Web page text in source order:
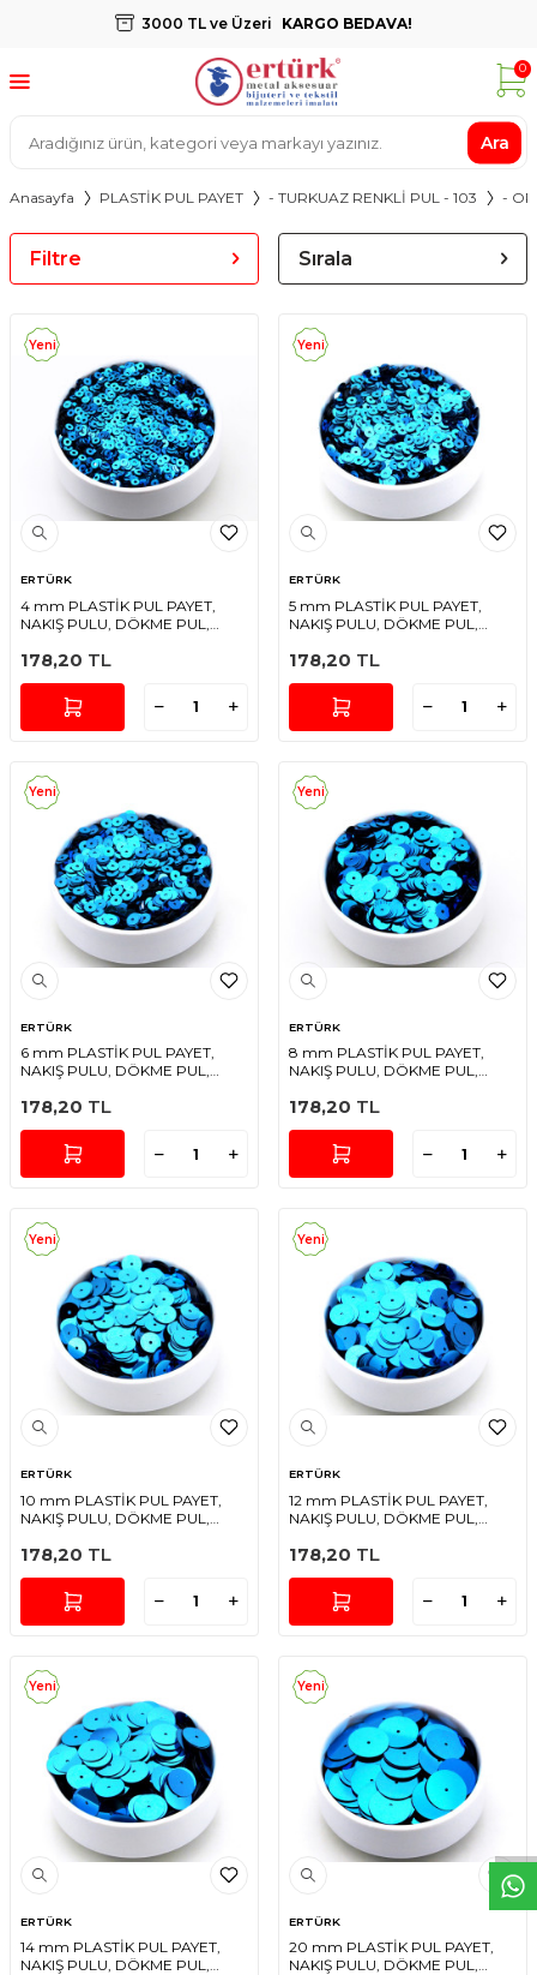
3000 TL ve Üzeri KARGO BEDAVA!
Ara
0
Anasayfa PLASTİK PUL PAYET - TURKUAZ RENKLİ PUL - 103 -
Filtre Sırala
Yeni
ERTÜRK
4 mm PLASTİK PUL PAYET,
NAKIŞ PULU, DÖKME PUL,
RENK
178,20 TL
Yeni
ERTÜRK
5 mm PLASTİK PUL PAYET,
NAKIŞ PULU, DÖKME PUL,
RENK
178,20 TL
Yeni
ERTÜRK
6 mm PLASTİK PUL PAYET,
NAKIŞ PULU, DÖKME PUL,
RENK
178,20 TL
Yeni
ERTÜRK
8 mm PLASTİK PUL PAYET,
NAKIŞ PULU, DÖKME PUL,
RENK
178,20 TL
Yeni
ERTÜRK
10 mm PLASTİK PUL PAYET,
NAKIŞ PULU, DÖKME PUL,
RENK
178,20 TL
Yeni
ERTÜRK
12 mm PLASTİK PUL PAYET,
NAKIŞ PULU, DÖKME PUL,
RENK
178,20 TL
Yeni
ERTÜRK
14 mm PLASTİK PUL PAYET,
NAKIŞ PULU, DÖKME PUL,
Yeni
ERTÜRK
20 mm PLASTİK PUL PAYET,
NAKIŞ PULU, DÖKME PUL,